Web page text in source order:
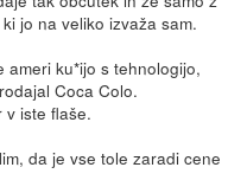
jo na veliko izvaža sam.
ameri ku*ijo s tehnologijo,
Coca Colo.
v iste flaše.
da je vse tole zaradi cene